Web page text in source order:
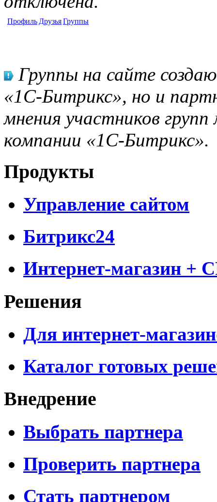
Профиль ДрузьяГруппы
Группы на сайте
«1С-Битрикс», но и
мнения участников
компании «1С-Битрикс».
Продукты
Управление сайтом
Битрикс24
Интернет-магазин +
Решения
Для интернет-
Каталог готовых
Внедрение
Выбрать партнера
Проверить партнера
Стать партнером